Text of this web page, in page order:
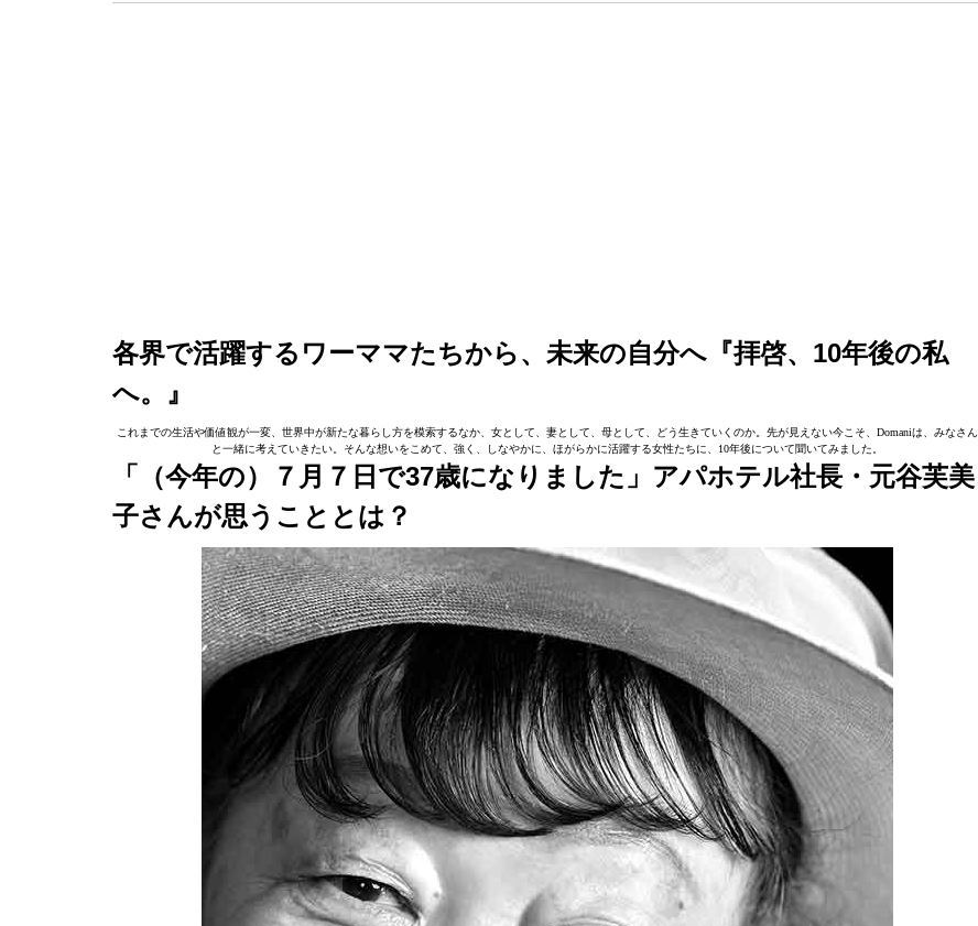
各界で活躍するワーママたちから、未来の自分へ『拝啓、10年後の私
へ。』
これまでの生活や価値観が一変、世界中が新たな暮らし方を模索するなか、女として、妻として、母として、どう生きていくのか。先が見えない今こそ、Domaniは、みなさん
と一緒に考えていきたい。そんな想いをこめて、強く、しなやかに、ほがらかに活躍する女性たちに、10年後について聞いてみました。
「（今年の）７月７日で37歳になりました」アパホテル社長・元谷芙美
子さんが思うこととは？